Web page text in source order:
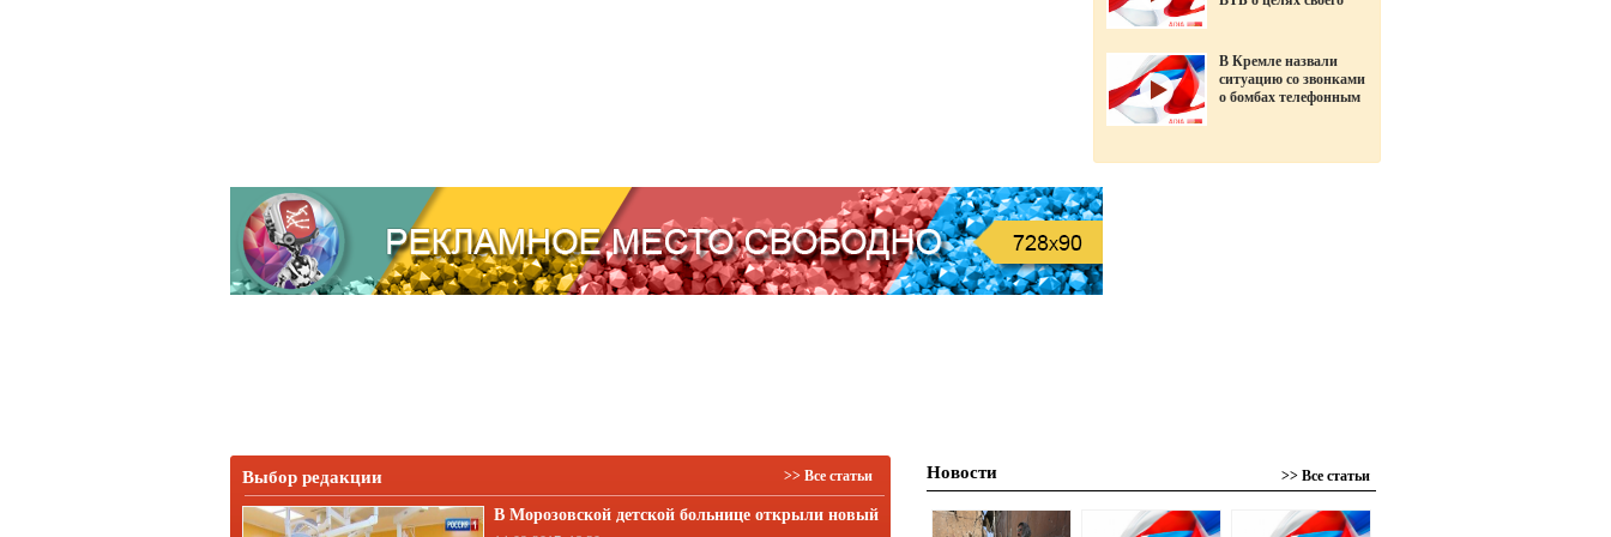
В Кремле назвали
ситуацию со звонками
о бомбах телефонным
Выбор редакции >> Все статьи
В Морозовской детской больнице открыли новый
Новости >> Все статьи